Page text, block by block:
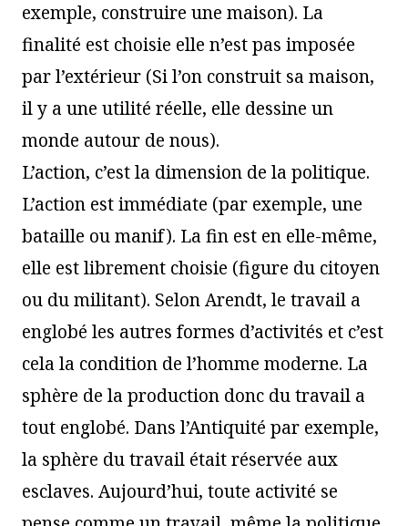
exemple, construire une maison). La
finalité est choisie elle n’est pas imposée
par l’extérieur (Si l’on construit sa maison,
il y a une utilité réelle, elle dessine un
monde autour de nous).
L’action, c’est la dimension de la politique.
L’action est immédiate (par exemple, une
bataille ou manif). La fin est en elle-même,
elle est librement choisie (figure du citoyen
ou du militant). Selon Arendt, le travail a
englobé les autres formes d’activités et c’est
cela la condition de l’homme moderne. La
sphère de la production donc du travail a
tout englobé. Dans l’Antiquité par exemple,
la sphère du travail était réservée aux
esclaves. Aujourd’hui, toute activité se